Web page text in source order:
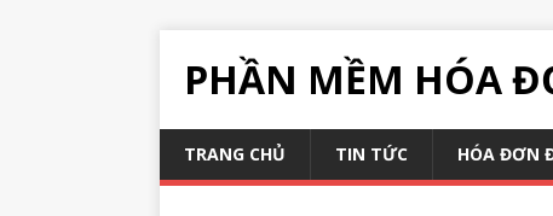
PHẦN MỀM HÓA
TRANG CHỦ TIN TỨC HÓA ĐƠN